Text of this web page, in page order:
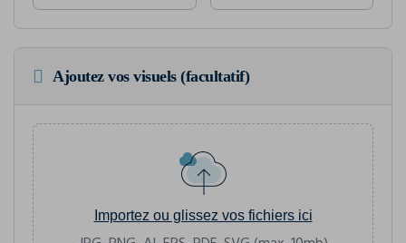
Ajoutez vos visuels (facultatif)
Importez ou glissez vos fichiers ici